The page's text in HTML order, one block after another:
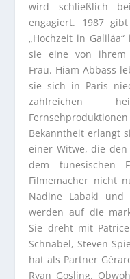
wird schließlich
engagiert. 1987
„Hochzeit in
sie eine von ihrem
Frau. Hiam Abbass
sie sich in Paris
zahlreichen
Bekanntheit erlangt
einer Witwe, die
dem tunesischen
Filmemacher nicht
Nadine Labaki und
werden auf die
Sie dreht mit
Schnabel, Steven
hat als Partner
Ryan Gosling.